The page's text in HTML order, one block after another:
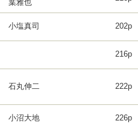
葉雅也
小塩真司 202p
216p
石丸伸二 222p
小沼大地 226p